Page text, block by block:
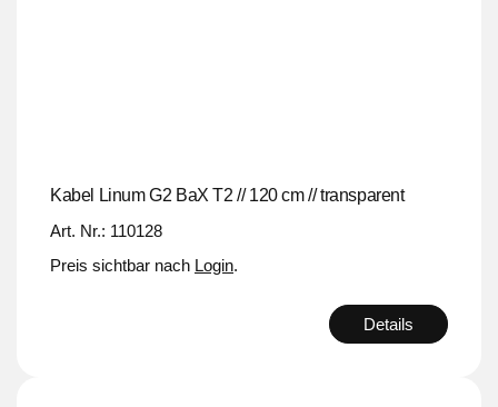
Kabel Linum G2 BaX T2 // 120 cm // transparent
Art. Nr.: 110128
Preis sichtbar nach Login.
Details